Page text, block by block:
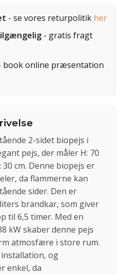
- se vores returpolitik her
- gratis fragt
book online præsentation
2-sidet biopejs i
pejs, der måler H: 70
30 cm. Denne biopejs er
da flammerne kan
sider. Den er
brandkar, som giver
til 6,5 timer. Med en
kW skaber denne pejs
atmosfære i store rum.
og
enkel, da